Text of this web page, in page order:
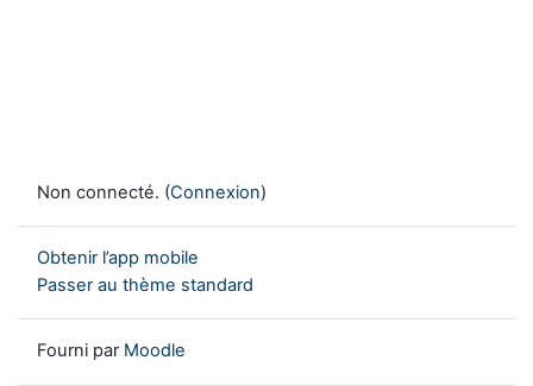
Non connecté. (Connexion)
Obtenir l’app mobile
Passer au thème standard
Fourni par Moodle